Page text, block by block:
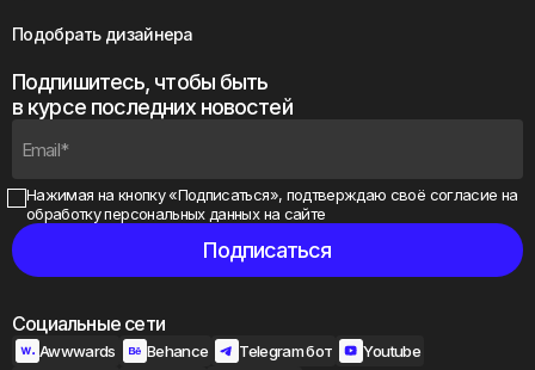
Социальные сети
Awwwards Behance Telegram бот Youtube
Подпишитесь, чтобы быть
в курсе последних новостей
Нажимая на кнопку «Подписаться», подтверждаю своё согласие на
обработку персональных данных на сайте
Подобрать дизайнера